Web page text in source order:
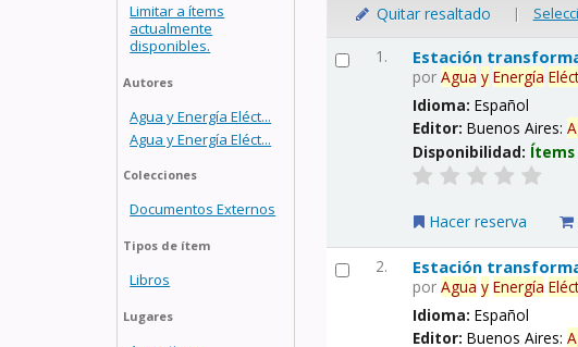
Limitar a ítems
actualmente
disponibles.
Autores
Agua y Energía Eléct...
Agua y Energía Eléct...
Colecciones
Documentos Externos
Tipos de ítem
Libros
Lugares
Quitar resaltado |
1. Estación
porAgua y Energía
Idioma:Español
Editor:Buenos Aires:
Disponibilidad:
Hacer reserva
2. Estación
porAgua y Energía
Idioma:Español
Editor:Buenos Aires: